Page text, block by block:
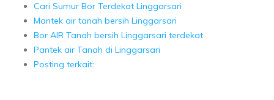
Cari Sumur Bor Terdekat Linggarsari
Mantek air tanah bersih Linggarsari
Bor AIR Tanah bersih Linggarsari terdekat
Pantek air Tanah di Linggarsari
Posting terkait: